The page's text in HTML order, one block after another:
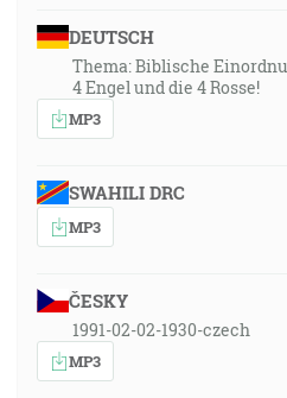
DEUTSCH
Thema: Biblische
4 Engel und die 4 Rosse!
MP3
SWAHILI DRC
MP3
ČESKY
1991-02-02-1930-czech
MP3